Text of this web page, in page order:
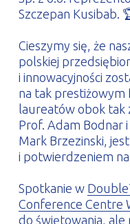
Szczepan Kusibab.
Cieszymy się, że
polskiej
i innowacyjności
na tak prestiżowym
laureatów obok tak
Prof. Adam Bodnar
Mark Brzezinski,
i potwierdzeniem
Spotkanie w
Conference Centre
do świętowania,